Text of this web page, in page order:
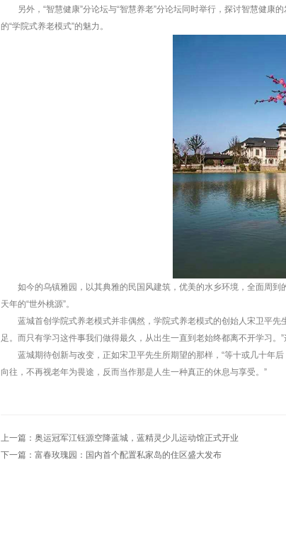
另外，“智慧健康”分论坛与“智慧养老”分论坛同时举行，探讨智慧健
的“学院式养老模式”的魅力。
如今的乌镇雅园，以其典雅的民国风建筑，优美的水乡环境，全面周
天年的“世外桃源”。
蓝城首创学院式养老模式并非偶然，学院式养老模式的创始人宋卫平
足。而只有学习这件事我们做得最久，从出生一直到老始终都离不开学习。
蓝城期待创新与改变，正如宋卫平先生所期望的那样，“等十或几十年
向往，不再视老年为畏途，反而当作那是人生一种真正的休息与享受。”
上一篇： 奥运冠军江钰源空降蓝城，蓝精灵少儿运动馆正式开业
下一篇： 富春玫瑰园：国内首个配置私家岛的住区盛大发布